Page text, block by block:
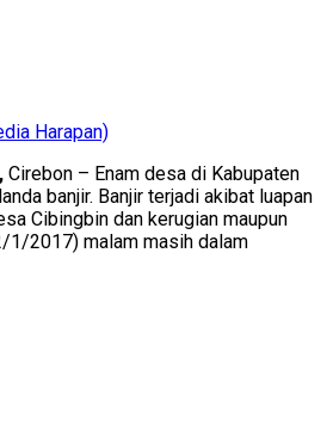
Harapan)
Cirebon – Enam desa di Kabupaten
banjir. Banjir terjadi akibat luapan
Cibingbin dan kerugian maupun
1/2017) malam masih dalam